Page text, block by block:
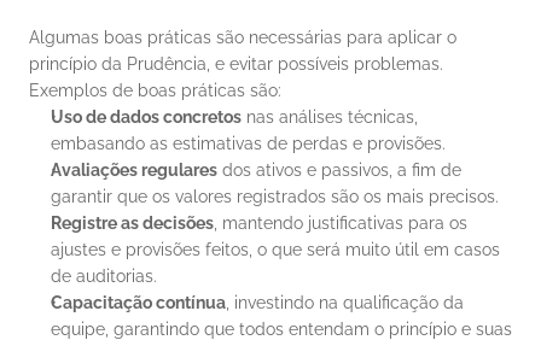
Algumas boas práticas são necessárias para aplicar o
princípio da Prudência, e evitar possíveis problemas.
Exemplos de boas práticas são:
Uso de dados concretos nas análises técnicas,
embasando as estimativas de perdas e provisões.
Avaliações regulares dos ativos e passivos, a fim de
garantir que os valores registrados são os mais precisos.
Registre as decisões , mantendo justificativas para os
ajustes e provisões feitos, o que será muito útil em casos
de auditorias.
Capacitação contínua , investindo na qualificação da
equipe, garantindo que todos entendam o princípio e suas